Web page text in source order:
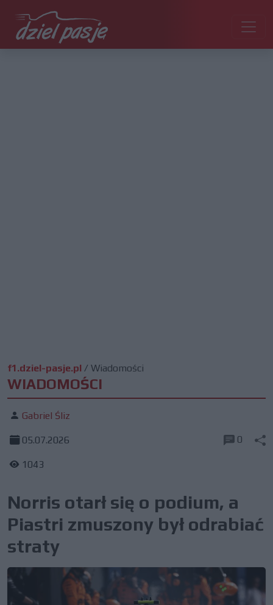
f1.dziel-pasje.pl / Wiadomości
WIADOMOŚCI
Gabriel Śliz
05.07.2026
1043
0
Norris otarł się o podium, a
Piastri zmuszony był odrabiać
straty